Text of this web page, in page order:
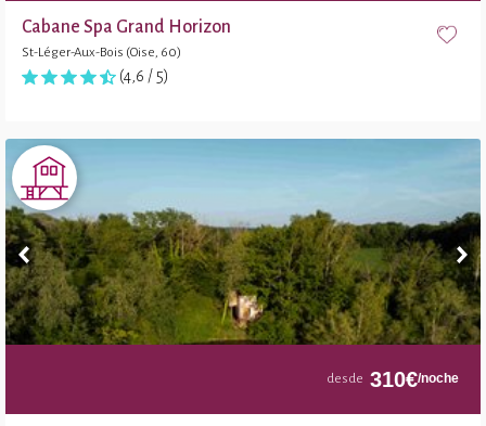
Cabane Spa Grand Horizon
St-Léger-Aux-Bois (Oise, 60)
(4,6 / 5)
desde 310€/noche